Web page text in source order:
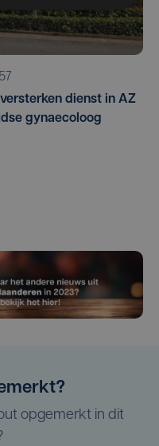
dienst in AZ
gynaecoloog
opgemerkt in dit